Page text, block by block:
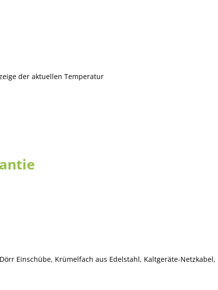
der aktuellen Temperatur
Einschübe, Krümelfach aus Edelstahl, Kaltgeräte-